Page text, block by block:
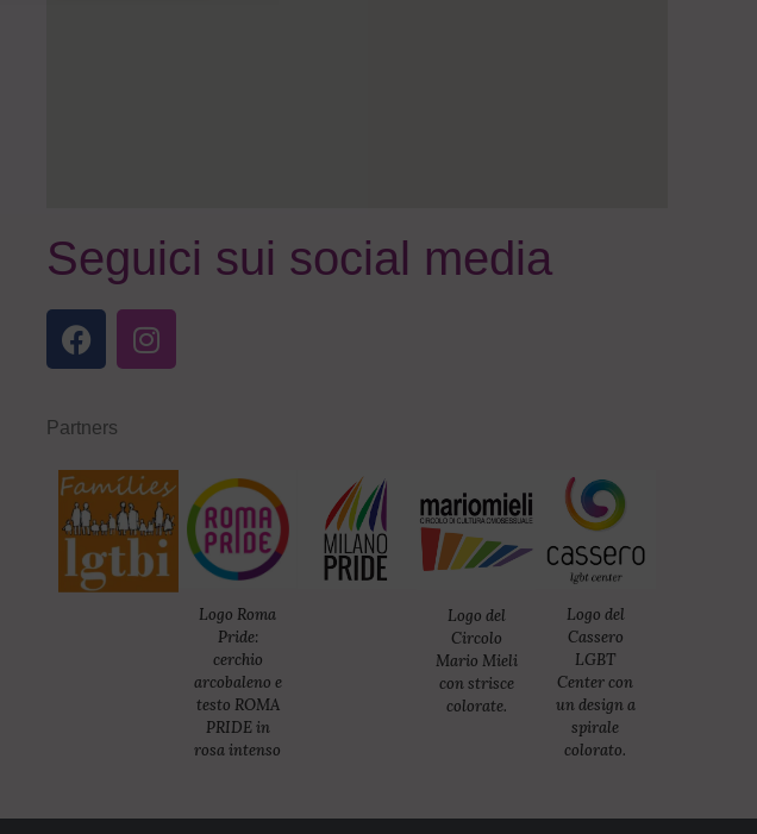
Seguici sui social media
Partners
Logo Roma
Pride:
cerchio
arcobaleno e
testo ROMA
PRIDE in
rosa intenso
Logo del
Circolo
Mario Mieli
con strisce
colorate.
Logo del
Cassero
LGBT
Center con
un design a
spirale
colorato.